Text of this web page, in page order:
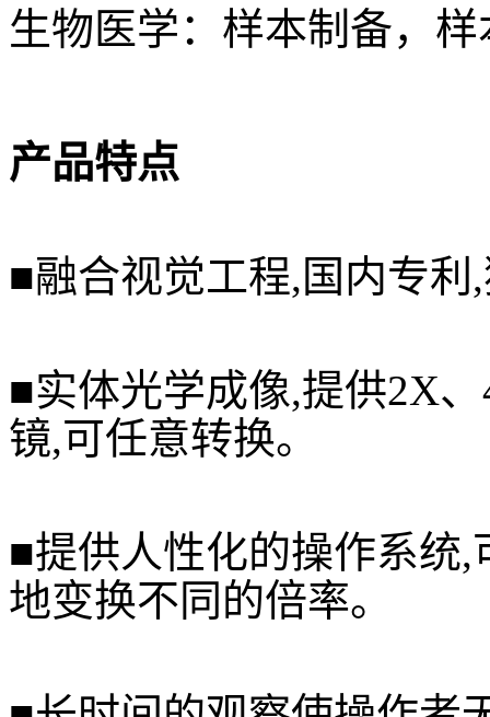
生物医学：样本制备，
产品特点
■融合视觉工程,国内专利
■实体光学成像,提供2X
镜,可任意转换。
■提供人性化的操作系统
地变换不同的倍率。